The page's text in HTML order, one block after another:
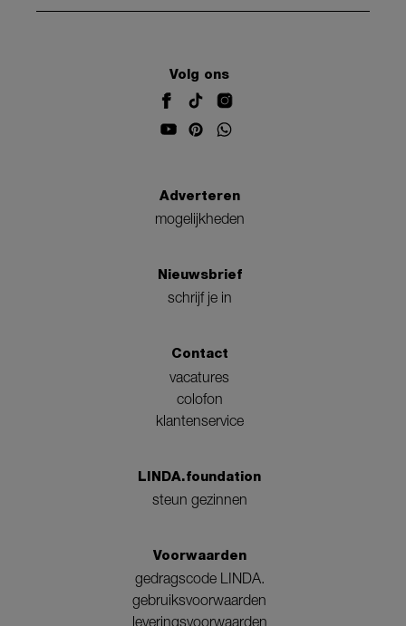
Volg ons
Adverteren
mogelijkheden
Nieuwsbrief
schrijf je in
Contact
vacatures
colofon
klantenservice
LINDA.foundation
steun gezinnen
Voorwaarden
gedragscode LINDA.
gebruiksvoorwaarden
leveringsvoorwaarden